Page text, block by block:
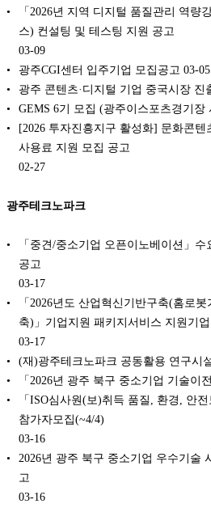
「2026년 지역 디지털 품질관리 역량
스) 컨설팅 및 테스팅 지원 공고
03-09
광주CGI센터 입주기업 모집공고 03-05
광주 콘텐츠·디지털 기업 중국시장 진
GEMS 6기 모집 (광주이스포츠경기장
[2026 투자진흥지구 활성화] 문화콘텐
사용료 지원 모집 공고
02-27
광주테크노파크
「중견/중소기업 오픈이노베이션」
공고
03-17
「2026년도 산업혁신기반구축(홈로
축)」기업지원 패키지서비스 지원기
03-17
(재)광주테크노파크 공동활용 연구시
「2026년 광주 북구 중소기업 기술이
「ISO심사원(보)취득 품질, 환경, 안
참가자모집(~4/4)
03-16
2026년 광주 북구 중소기업 우수기술
고
03-16